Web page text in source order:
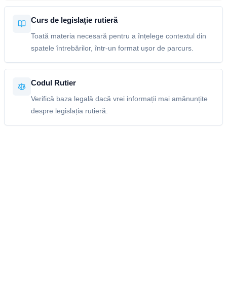
Curs de legislație rutieră
Toată materia necesară pentru a înțelege contextul din
spatele întrebărilor, într-un format ușor de parcurs.
Codul Rutier
Verifică baza legală dacă vrei informații mai amănunțite
despre legislația rutieră.